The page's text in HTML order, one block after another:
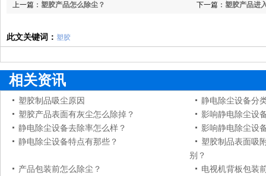
下一篇： 塑胶产品进
上一篇： 塑胶产品怎么除尘？
此文关键词： 塑胶
相关资讯
塑胶制品吸尘原因
静电除尘设备分
塑胶产品表面有灰尘怎么除掉？
影响静电除尘设
静电除尘设备去除率怎么样？
影响静电除尘设
静电除尘设备特点有那些？
塑胶制品表面吸
别？
产品包装前怎么除尘？
电视机背板包装